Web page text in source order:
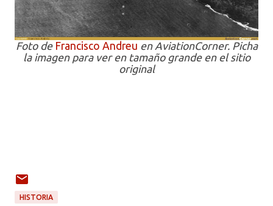
Foto de Francisco Andreu en AviationCorner. Picha
la imagen para ver en tamaño grande en el sitio
original
HISTORIA